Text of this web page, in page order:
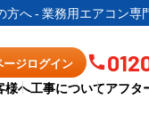
へ - 業務用エアコン専
ジログイン
様へ工事についてアフタ